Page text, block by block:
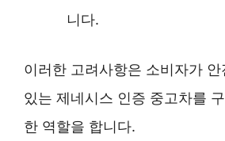
니다.
이러한 고려사항은 소비자가
있는 제네시스 인증 중고차를
한 역할을 합니다.